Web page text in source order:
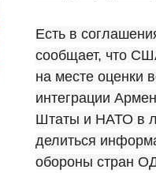
Есть в
сообщает, что
на месте оценки
интеграции
Штаты и НАТО в
делиться
обороны стран